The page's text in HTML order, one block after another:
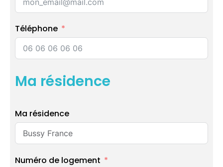
Téléphone
Ma résidence
Ma résidence
Numéro de logement